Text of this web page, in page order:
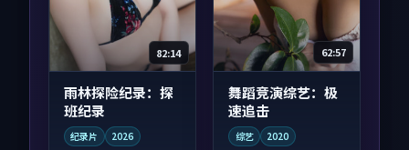
82:14
雨林探险纪录：探
班纪录
纪录片 2026
62:57
舞蹈竞演综艺：极
速追击
综艺 2020